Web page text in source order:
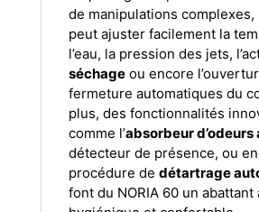
de manipulations
peut ajuster facilement la
l’eau, la pression des jets,
séchageou encore
fermeture automatiques du
plus, des fonctionnalités
comme l’absorbeur
détecteur de présence, ou
procédure de détartrage
font du NORIA 60 un abattant